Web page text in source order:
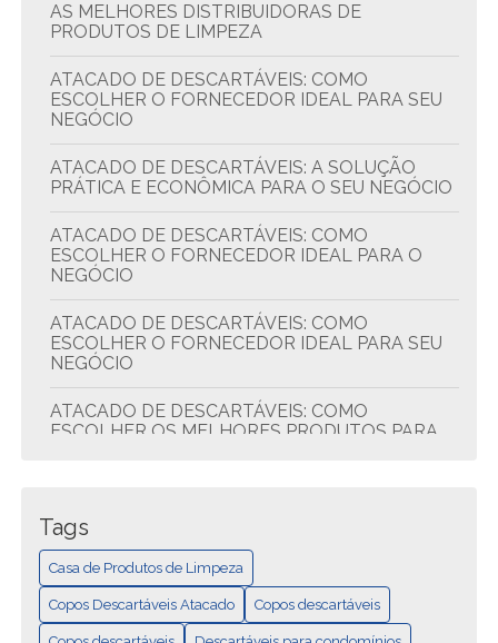
AS MELHORES DISTRIBUIDORAS DE
PRODUTOS DE LIMPEZA
ATACADO DE DESCARTÁVEIS: COMO
ESCOLHER O FORNECEDOR IDEAL PARA SEU
NEGÓCIO
ATACADO DE DESCARTÁVEIS: A SOLUÇÃO
PRÁTICA E ECONÔMICA PARA O SEU NEGÓCIO
ATACADO DE DESCARTÁVEIS: COMO
ESCOLHER O FORNECEDOR IDEAL PARA O
NEGÓCIO
ATACADO DE DESCARTÁVEIS: COMO
ESCOLHER O FORNECEDOR IDEAL PARA SEU
NEGÓCIO
ATACADO DE DESCARTÁVEIS: COMO
ESCOLHER OS MELHORES PRODUTOS PARA
ECONOMIZAR E COMPRAR MELHOR
ATACADO DE DESCARTÁVEIS: QUALIDADE E
ECONOMIA
CASA DE PRODUTOS DE LIMPEZA: TUDO EM
Tags
Casa de Produtos de Limpeza
Copos Descartáveis Atacado Copos descartáveis